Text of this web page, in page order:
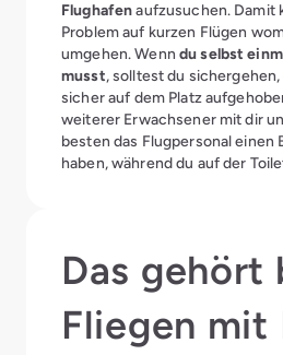
Flughafenaufzusuchen. Damit
Problem auf kurzen Flügen
umgehen. Wenn du selbst
musst, solltest du sichergehen,
sicher auf dem Platz
weiterer Erwachsener mit dir
besten das Flugpersonal einen
haben, während du auf der
Das gehört
Fliegen mit